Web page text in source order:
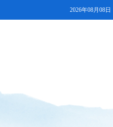
2026年08月08日